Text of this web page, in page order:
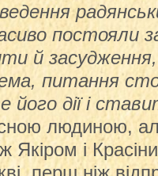
постояли
й засудження,
питання
його дії і
людиною,
Якіром і